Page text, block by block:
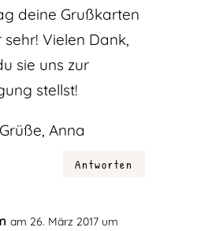
deine Grußkarten
sehr! Vielen Dank,
sie uns zur
stellst!
Anna
Antworten
am 26. März 2017 um